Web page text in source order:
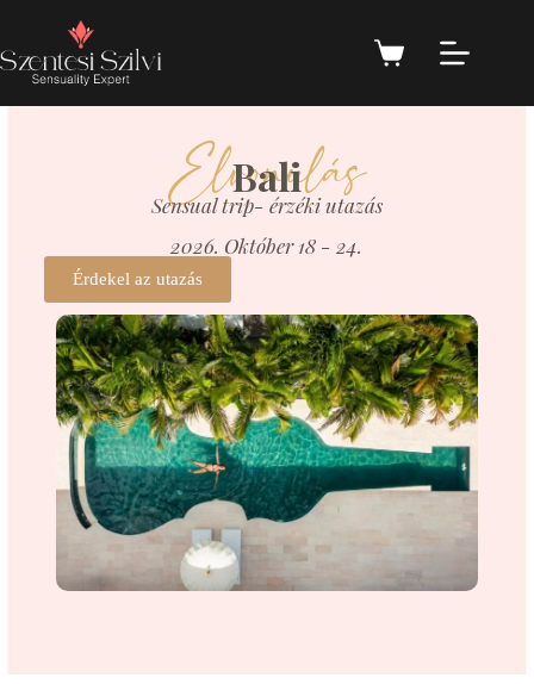
Elvonulás
Bali
Sensual trip- érzéki utazás
2026. Október 18 - 24.
Érdekel az utazás